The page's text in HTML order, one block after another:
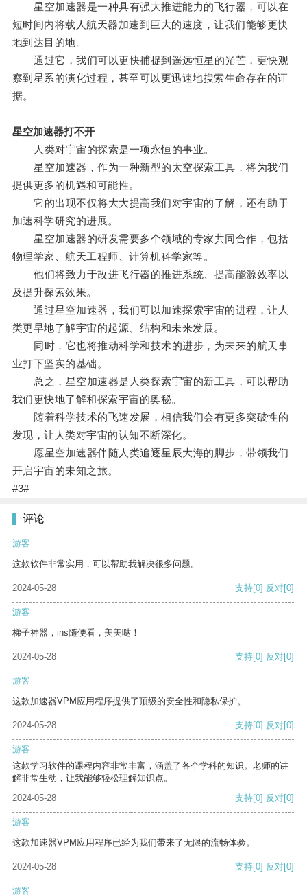
星空加速器是一种具有强大推进能力的飞行器，可以在
短时间内将载人航天器加速到巨大的速度，让我们能够更快
地到达目的地。
通过它，我们可以更快捕捉到遥远恒星的光芒，更快观
察到星系的演化过程，甚至可以更迅速地搜索生命存在的证
据。
星空加速器打不开
人类对宇宙的探索是一项永恒的事业。
星空加速器，作为一种新型的太空探索工具，将为我们
提供更多的机遇和可能性。
它的出现不仅将大大提高我们对宇宙的了解，还有助于
加速科学研究的进展。
星空加速器的研发需要多个领域的专家共同合作，包括
物理学家、航天工程师、计算机科学家等。
他们将致力于改进飞行器的推进系统、提高能源效率以
及提升探索效果。
通过星空加速器，我们可以加速探索宇宙的进程，让人
类更早地了解宇宙的起源、结构和未来发展。
同时，它也将推动科学和技术的进步，为未来的航天事
业打下坚实的基础。
总之，星空加速器是人类探索宇宙的新工具，可以帮助
我们更快地了解和探索宇宙的奥秘。
随着科学技术的飞速发展，相信我们会有更多突破性的
发现，让人类对宇宙的认知不断深化。
愿星空加速器伴随人类追逐星辰大海的脚步，带领我们
开启宇宙的未知之旅。
#3#
评论
游客
这款软件非常实用，可以帮助我解决很多问题。
2024-05-28 支持[0] 反对[0]
游客
梯子神器，ins随便看，美美哒！
2024-05-28 支持[0] 反对[0]
游客
这款加速器VPM应用程序提供了顶级的安全性和隐私保护。
2024-05-28 支持[0] 反对[0]
游客
这款学习软件的课程内容非常丰富，涵盖了各个学科的知识。老师的讲
解非常生动，让我能够轻松理解知识点。
2024-05-28
支持[0] 反对[0]
游客
这款加速器VPM应用程序已经为我们带来了无限的流畅体验。
2024-05-28 支持[0] 反对[0]
游客